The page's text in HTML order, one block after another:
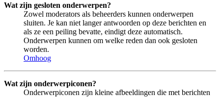
Wat zijn gesloten onderwerpen?
Zowel moderators als beheerders kunnen onderwerpen
sluiten. Je kan niet langer antwoorden op deze berichten en
als ze een peiling bevatte, eindigt deze automatisch.
Onderwerpen kunnen om welke reden dan ook gesloten
worden.
Omhoog
Wat zijn onderwerpiconen?
Onderwerpiconen zijn kleine afbeeldingen die met berichten